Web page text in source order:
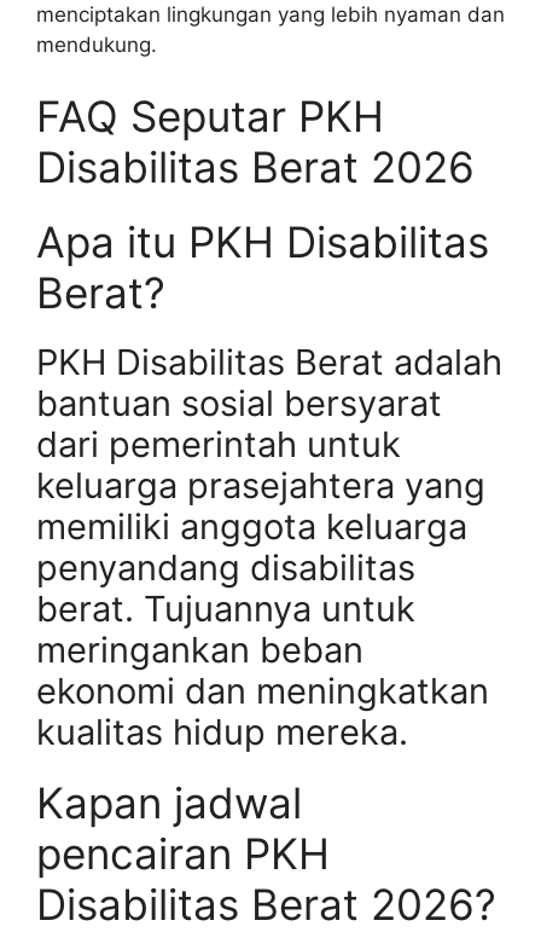
menciptakan lingkungan yang lebih nyaman dan
mendukung.
FAQ Seputar PKH
Disabilitas Berat 2026
Apa itu PKH Disabilitas
Berat?
PKH Disabilitas Berat adalah
bantuan sosial bersyarat
dari pemerintah untuk
keluarga prasejahtera yang
memiliki anggota keluarga
penyandang disabilitas
berat. Tujuannya untuk
meringankan beban
ekonomi dan meningkatkan
kualitas hidup mereka.
Kapan jadwal
pencairan PKH
Disabilitas Berat 2026?